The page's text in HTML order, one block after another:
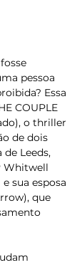
pessoa
Essa
COUPLE
o thriller
de dois
Leeds,
Whitwell
sua esposa
que